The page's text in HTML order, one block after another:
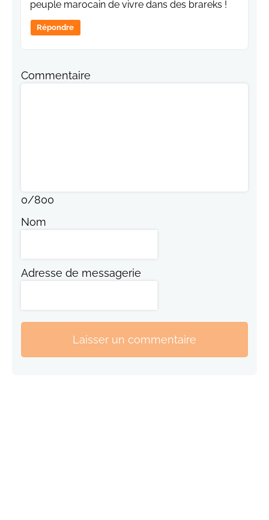
peuple marocain de vivre dans des brareks !
Répondre
Commentaire
0/800
Nom
Adresse de messagerie
Laisser un commentaire